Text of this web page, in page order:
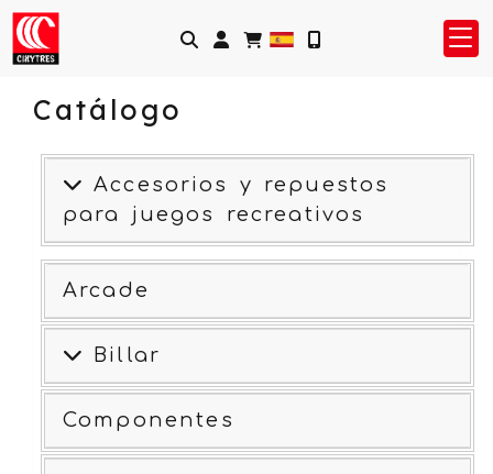
Identifícate
Catálogo
Accesorios y repuestos
para juegos recreativos
Arcade
Billar
Componentes